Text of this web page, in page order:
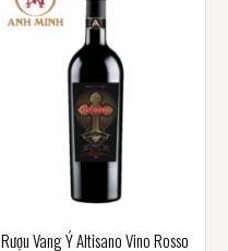
Rượu Vang Ý Altisano Vino Rosso